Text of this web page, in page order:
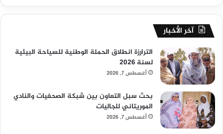
آخر الأخبار
الترارزة انطلاق الحملة الوطنية للسياحة البيئية
لسنة 2026
أغسطس 7, 2026
بحث سبل التعاون بين شبكة الصحفيات والنادي
الموريتاني للجاليات
أغسطس 7, 2026